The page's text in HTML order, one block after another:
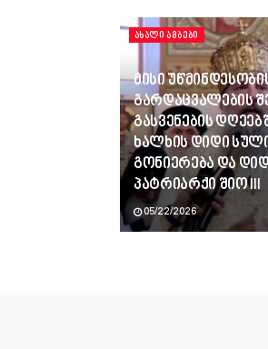
ᲐᲮᲐᲚᲘ ᲐᲛᲑᲔᲑᲘ
მისი
გარდაცვალების
გასვენების
ხალხის დიდი
გონიერება და
პატრიარქი შიო III
05/22/2026